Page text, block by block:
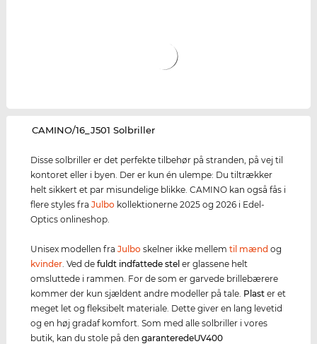
‌CAMINO/16_J501 Solbriller
Disse solbriller er det perfekte tilbehør på stranden, på vej til
kontoret eller i byen. Der er kun én ulempe: Du tiltrækker
helt sikkert et par misundelige blikke. CAMINO kan også fås i
flere styles fraJulbo kollektionerne 2025 og 2026 i Edel-
Optics onlineshop.
Unisex modellen fraJulbo skelner ikke mellemtil mænd og
kvinder . Ved defuldt indfattede stel er glassene helt
omsluttede i rammen. For de som er garvede brillebærere
kommer der kun sjældent andre modeller på tale. Plast er et
meget let og fleksibelt materiale. Dette giver en lang levetid
og en høj gradaf komfort. Som med alle solbriller i vores
butik, kan du stole på dengaranteredeUV400